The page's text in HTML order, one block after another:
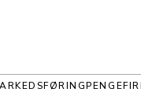
PENGE